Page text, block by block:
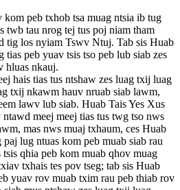
peb txhob tsa muag ntsia ib tug
twb tau nrog tej tus poj niam tham
tig los nyiam Tswv Ntuj. Tab sis Huab
tias peb yuav tsis tso peb lub siab zes
hluas nkauj.
hais tias tus ntshaw zes luag txij luag
txij nkawm hauv nruab siab lawm,
lawv lub siab. Huab Tais Yes Xus
meej meej tias tus twg tso nws
mas nws muaj txhaum, ces Huab
lug ntuas kom peb muab siab rau
qhia peb kom muab qhov muag
txhais tes pov tseg; tab sis Huab
yuav rov muab txim rau peb thiab rov